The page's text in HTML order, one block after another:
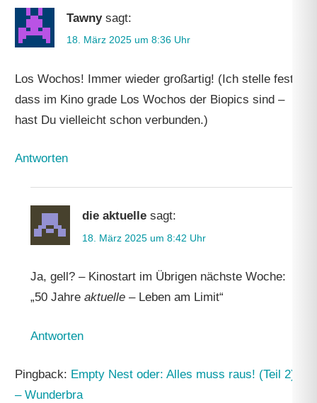
Tawny sagt:
18. März 2025 um 8:36 Uhr
Los Wochos! Immer wieder großartig! (Ich stelle fest,
dass im Kino grade Los Wochos der Biopics sind –
hast Du vielleicht schon verbunden.)
Antworten
die aktuelle sagt:
18. März 2025 um 8:42 Uhr
Ja, gell? – Kinostart im Übrigen nächste Woche:
„50 Jahre aktuelle – Leben am Limit“
Antworten
Pingback: Empty Nest oder: Alles muss raus! (Teil 2)
– Wunderbra